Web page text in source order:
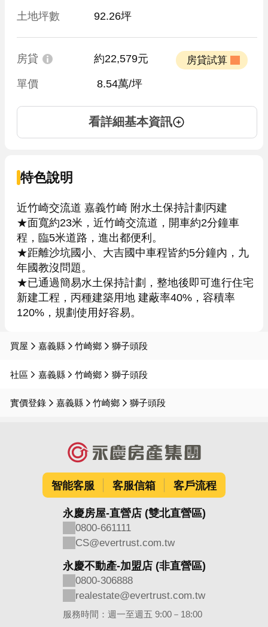
土地坪數 92.26坪
房貸 約22,579元
單價 8.54萬/坪
看詳細基本資訊
特色說明
近竹崎交流道 嘉義竹崎 附水土保持計劃丙建
★面寬約23米，近竹崎交流道，開車約2分鐘車
程，臨5米道路，進出都便利。
★距離沙坑國小、大吉國中車程皆約5分鐘內，九
年國教沒問題。
★已通過簡易水土保持計劃，整地後即可進行住宅
新建工程，丙種建築用地 建蔽率40%，容積率
120%，規劃使用好容易。
買屋 嘉義縣 竹崎鄉 獅子頭段
社區 嘉義縣 竹崎鄉 獅子頭段
實價登錄 嘉義縣 竹崎鄉 獅子頭段
智能客服 客服信箱 客戶流程
永慶房屋-直營店 (雙北直營區)
0800-661111
CS@evertrust.com.tw
永慶不動產-加盟店 (非直營區)
0800-306888
realestate@evertrust.com.tw
服務時間：週一至週五 9:00－18:00